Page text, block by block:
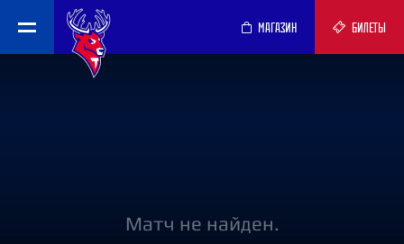
МАГАЗИН БИЛЕТЫ
Матч не найден.